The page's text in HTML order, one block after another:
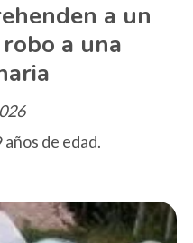
a un
a una
de edad.